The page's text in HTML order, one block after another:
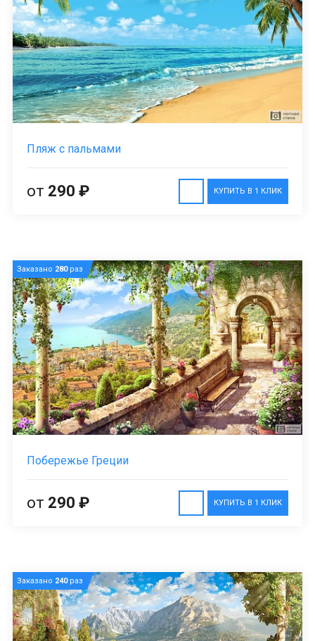
Пляж с пальмами
КУПИТЬ В 1 КЛИК
от 290 ₽
Заказано 280раз
Побережье Греции
КУПИТЬ В 1 КЛИК
от 290 ₽
Заказано 240раз